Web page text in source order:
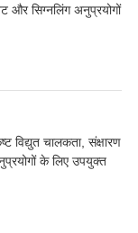
और सिग्नलिंग अनुप्रयोगों
विद्युत चालकता, संक्षारण
के लिए उपयुक्त